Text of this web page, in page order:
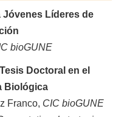
Jóvenes Líderes de
bioGUNE
Doctoral en el
Biológica
Franco, CIC bioGUNE